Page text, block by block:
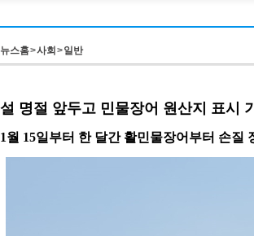
뉴스홈>사회 >일반